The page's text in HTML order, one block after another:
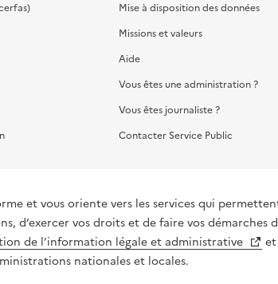
Mise à disposition des données
Missions et valeurs
Aide
Vous êtes une administration ?
Vous êtes journaliste ?
Contacter Service Public
et vous oriente vers les services qui
d’exercer vos droits et de faire vos démarches
de l’information légale et administrative
nationales et locales.